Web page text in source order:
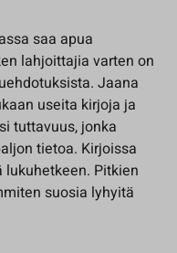
saa apua
lahjoittajia varten on
Jaana
useita kirjoja ja
tuttavuus, jonka
tietoa. Kirjoissa
Pitkien
suosia lyhyitä